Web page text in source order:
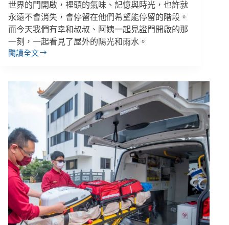
世界的門開啟，裡頭的氣味、記憶與時光，也許就
永遠不會消失，會停留在他們希望能停留的階段。
而今天我們有幸和叔叔、阿姨一起見證門開啟的那
一刻，一起看見了屋外的陽光和雨水。
閱讀全文
「對
看
見
醜
惡
的
一
面。」
囤
積
屋